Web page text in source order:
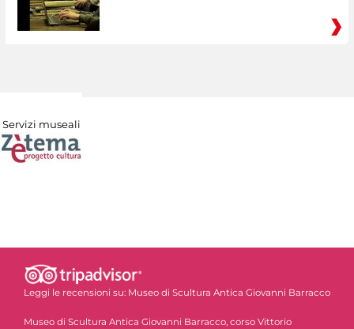
Servizi museali
Leggi le recensioni su: Museo di Scultura Antica Giovanni Barracco
Museo di Scultura Antica Giovanni Barracco, corso Vittorio